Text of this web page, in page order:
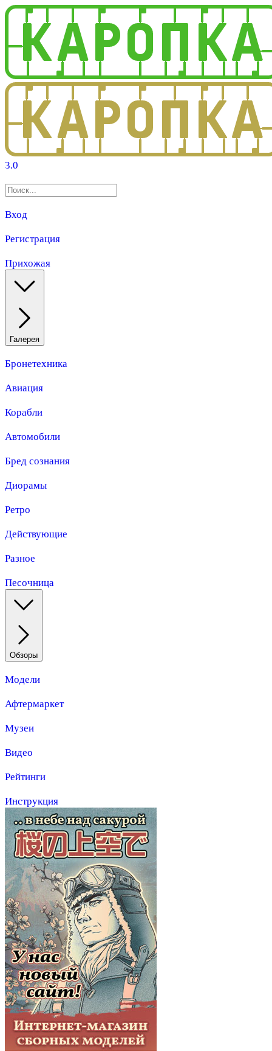
3.0
Вход
Регистрация
Прихожая
Галерея
Бронетехника
Авиация
Корабли
Автомобили
Бред сознания
Диорамы
Ретро
Действующие
Разное
Песочница
Обзоры
Модели
Афтермаркет
Музеи
Видео
Рейтинги
Инструкция